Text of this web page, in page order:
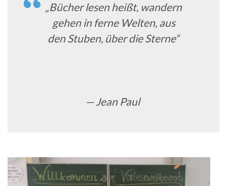
„Bücher lesen heißt, wandern
gehen in ferne Welten, aus
den Stuben, über die Sterne“
— Jean Paul